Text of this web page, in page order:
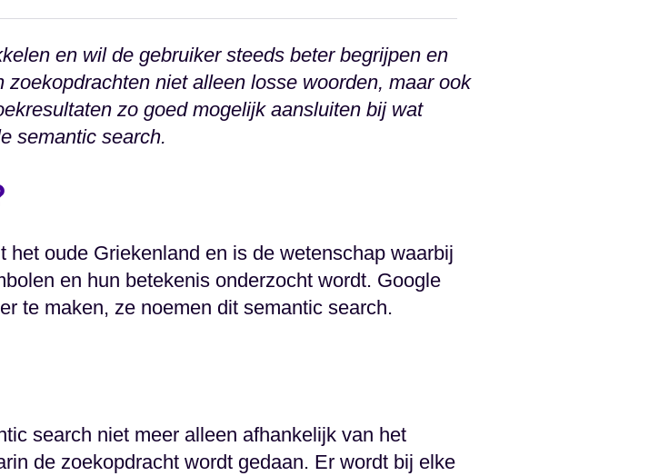
en wil de gebruiker steeds beter begrijpen en
niet alleen losse woorden, maar ook
zo goed mogelijk aansluiten bij wat
semantic search.
oude Griekenland en is de wetenschap waarbij
en hun betekenis onderzocht wordt. Google
te maken, ze noemen dit semantic search.
search niet meer alleen afhankelijk van het
de zoekopdracht wordt gedaan. Er wordt bij elke